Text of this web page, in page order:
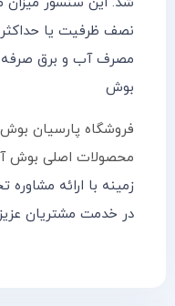
نصف ظرفیت یا
مصرف آب و برق
بوش
فروشگاه پارسیان بوش
محصولات اصلی بوش
زمینه با ارائه
در خدمت مشتریان